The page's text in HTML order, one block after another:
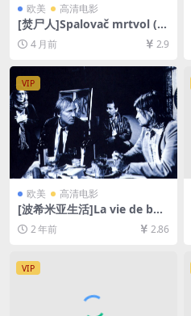
欧美 高清电影
[焚尸人]Spalovač mrtvol (1
969)[百度网盘+夸克网盘1080
P超清未删减资源][网盘在线播
放/下载][MP4/6.3GB][中文字
幕]
4 月前 2.9
VIP
欧美 高清电影
[波希米亚生活]La vie de boh
ème (1992)[百度网盘+夸克网
盘1080P超清未删减资源][网
B][中文字幕]
2 年前 2.86
VIP